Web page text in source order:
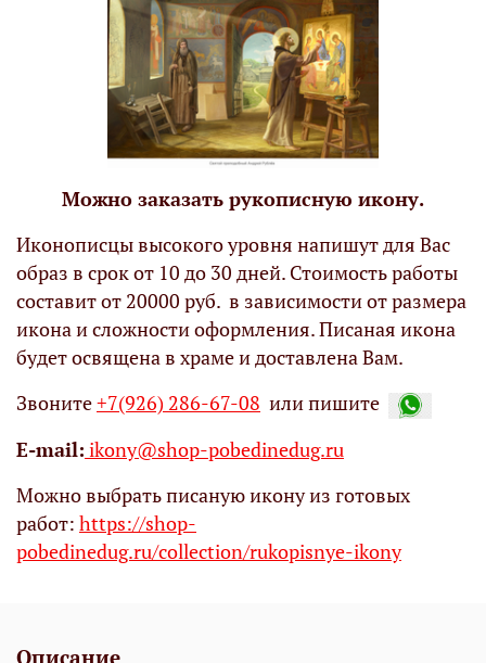
Можно заказать рукописную икону.
Иконописцы высокого уровня напишут для Вас
образ в срок от 10 до 30 дней. Стоимость работы
составит от 20000 руб. в зависимости от размера
икона и сложности оформления. Писаная икона
будет освящена в храме и доставлена Вам.
Звоните+7(926) 286-67-08 или пишите
Е-mail: ikony@shop-pobedinedug.ru
Можно выбрать писаную икону из готовых
работ: https://shop-
pobedinedug.ru/collection/rukopisnye-ikony
Описание